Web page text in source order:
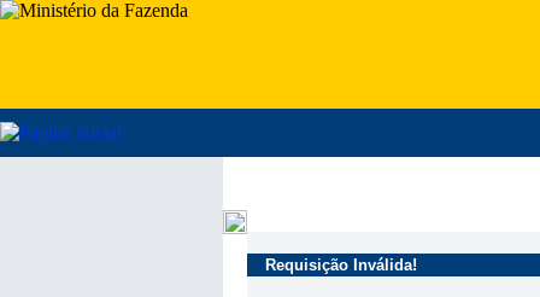
Requisição Inválida!